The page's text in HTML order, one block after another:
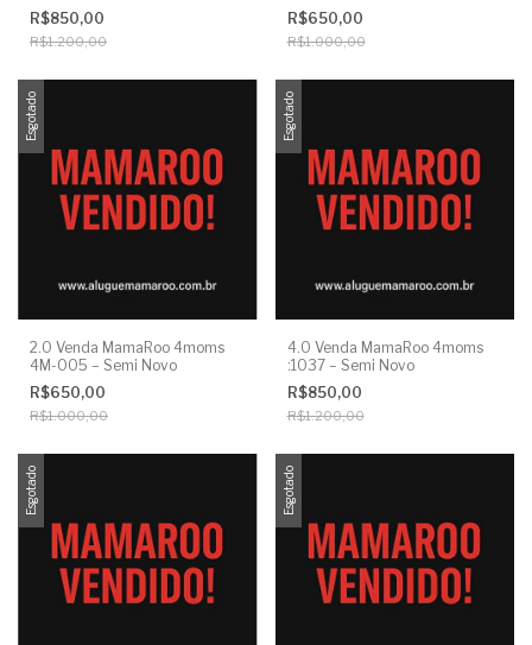
R$850,00
R$1.200,00
R$650,00
R$1.000,00
Esgotado
2.0 Venda MamaRoo 4moms
4M-005 – Semi Novo
R$650,00
R$1.000,00
Esgotado
4.0 Venda MamaRoo 4moms
:1037 – Semi Novo
R$850,00
R$1.200,00
Esgotado Esgotado